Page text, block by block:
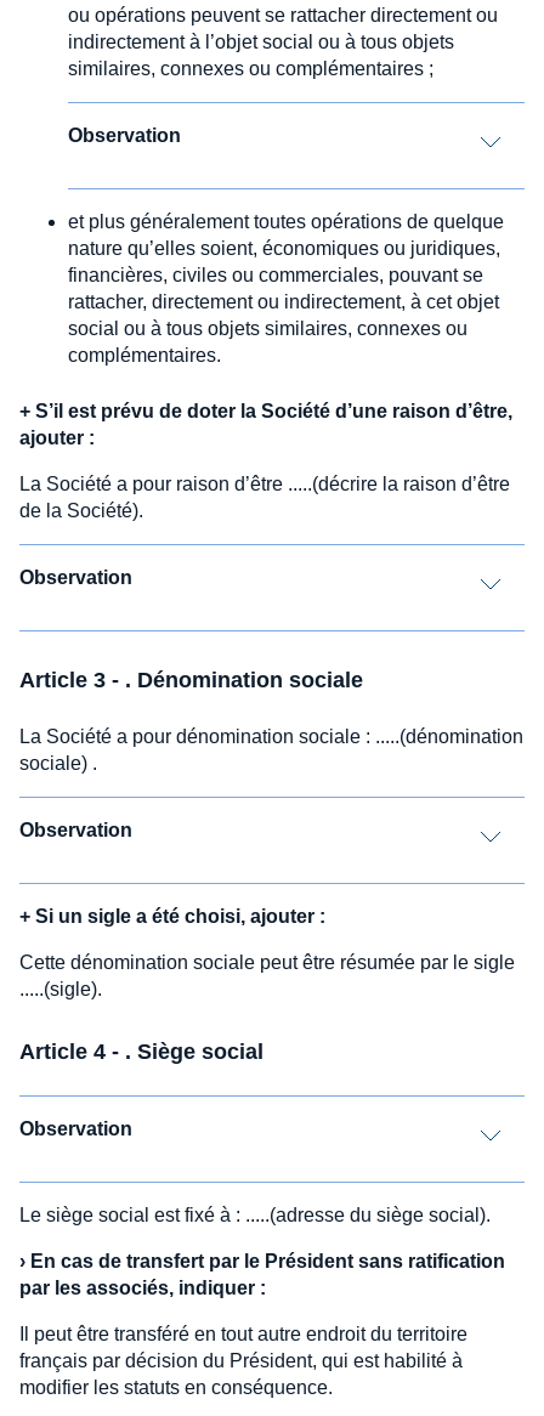
ou opérations peuvent se rattacher directement ou
indirectement à l’objet social ou à tous objets
similaires, connexes ou complémentaires ;
Observation
et plus généralement toutes opérations de quelque
nature qu’elles soient, économiques ou juridiques,
financières, civiles ou commerciales, pouvant se
rattacher, directement ou indirectement, à cet objet
social ou à tous objets similaires, connexes ou
complémentaires.
+ S’il est prévu de doter la Société d’une raison d’être,
ajouter :
La Société a pour raison d’être .....(décrire la raison d’être
de la Société).
Observation
Article 3 - . Dénomination sociale
La Société a pour dénomination sociale : .....(dénomination
sociale) .
Observation
+ Si un sigle a été choisi, ajouter :
Cette dénomination sociale peut être résumée par le sigle
.....(sigle).
Article 4 - . Siège social
Observation
Le siège social est fixé à : .....(adresse du siège social).
› En cas de transfert par le Président sans ratification
par les associés, indiquer :
Il peut être transféré en tout autre endroit du territoire
français par décision du Président, qui est habilité à
modifier les statuts en conséquence.